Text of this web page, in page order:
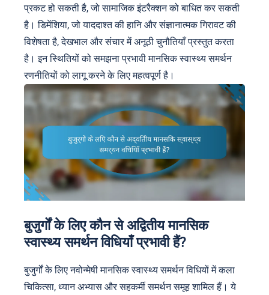
प्रकट हो सकती है, जो सामाजिक इंटरैक्शन को बाधित कर सकती
है। डिमेंशिया, जो याददाश्त की हानि और संज्ञानात्मक गिरावट की
विशेषता है, देखभाल और संचार में अनूठी चुनौतियाँ प्रस्तुत करता
है। इन स्थितियों को समझना प्रभावी मानसिक स्वास्थ्य समर्थन
रणनीतियों को लागू करने के लिए महत्वपूर्ण है।
बुजुर्गों के लिए कौन से अद्वितीय मानसिक
स्वास्थ्य समर्थन विधियाँ प्रभावी हैं?
बुजुर्गों के लिए नवोन्मेषी मानसिक स्वास्थ्य समर्थन विधियों में कला
चिकित्सा, ध्यान अभ्यास और सहकर्मी समर्थन समूह शामिल हैं। ये